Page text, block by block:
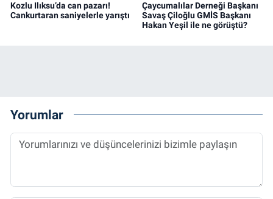
Kozlu Ilıksu’da can pazarı!
Cankurtaran saniyelerle yarıştı
Çaycumalılar Derneği Başkanı
Savaş Çiloğlu GMİS Başkanı
Hakan Yeşil ile ne görüştü?
Yorumlar